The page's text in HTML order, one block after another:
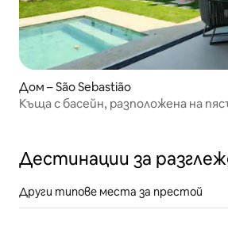
Дом – São Sebastião
Къща с басейн, разположена на
Дестинации за
Други типове места за престой